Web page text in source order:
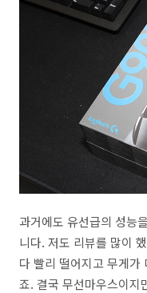
과거에도 유선급의 성능
니다. 저도 리뷰를 많이
다 빨리 떨어지고 무게가
죠. 결국 무선마우스이지